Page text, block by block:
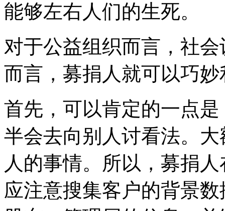
能够左右人们的生死。
对于公益组织而言，社
而言，募捐人就可以巧
首先，可以肯定的一点
半会去向别人讨看法。
人的事情。所以，募捐
应注意搜集客户的背景